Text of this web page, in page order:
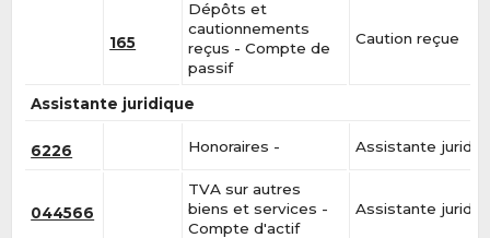
165
Dépôts et
cautionnements
reçus - Compte de
passif
Caution reçue
Assistante juridique
6226 Honoraires - Assistante
044566
TVA sur autres
biens et services -
Compte d'actif
Assistante